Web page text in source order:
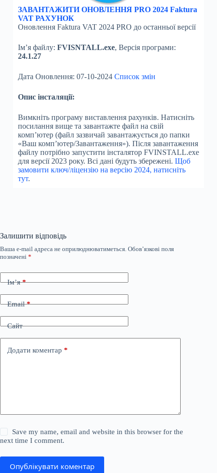
ЗАВАНТАЖИТИ ОНОВЛЕННЯ PRO 2024 Faktura
VAT РАХУНОК
Оновлення Faktura VAT 2024 PRO до останньої версії
Ім’я файлу: FVISNTALL.exe, Версія програми:
24.1.27
Дата Оновлення: 07-10-2024 Список змін
Опис інсталяції:
Вимкніть програму виставлення рахунків. Натисніть
посилання вище та завантажте файл на свій
комп’ютер (файл зазвичай завантажується до папки
«Ваш комп’ютер/Завантаження»). Після завантаження
файлу потрібно запустити інсталятор FVINSTALL.exe
для версії 2023 року. Всі дані будуть збережені. Щоб
замовити ключ/ліцензію на версію 2024, натисніть
тут.
Залишити відповідь
Ваша e-mail адреса не оприлюднюватиметься. Обов’язкові поля
позначені *
Ім’я*
Email*
Сайт
Додати коментар *
Save my name, email and website in this browser for the
next time I comment.
Опублікувати коментар